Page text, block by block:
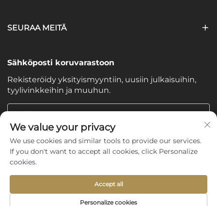
SEURAA MEITÄ
Sähköposti koruvarastoon
Rekisteröidy yksityismyyntiin, uusiin julkaisuihin,
tyylivinkkeihin ja muuhun.
Sähköpostiosoitteesi
Subscribe
Copyright © 2025 by Shijiazhuang Yishu Intelligence Tech
We value your privacy
We use cookies and similar tools to provide our services.
If you don't want to accept all cookies, click Personalize
cookies.
Personalize cookies
Accept all